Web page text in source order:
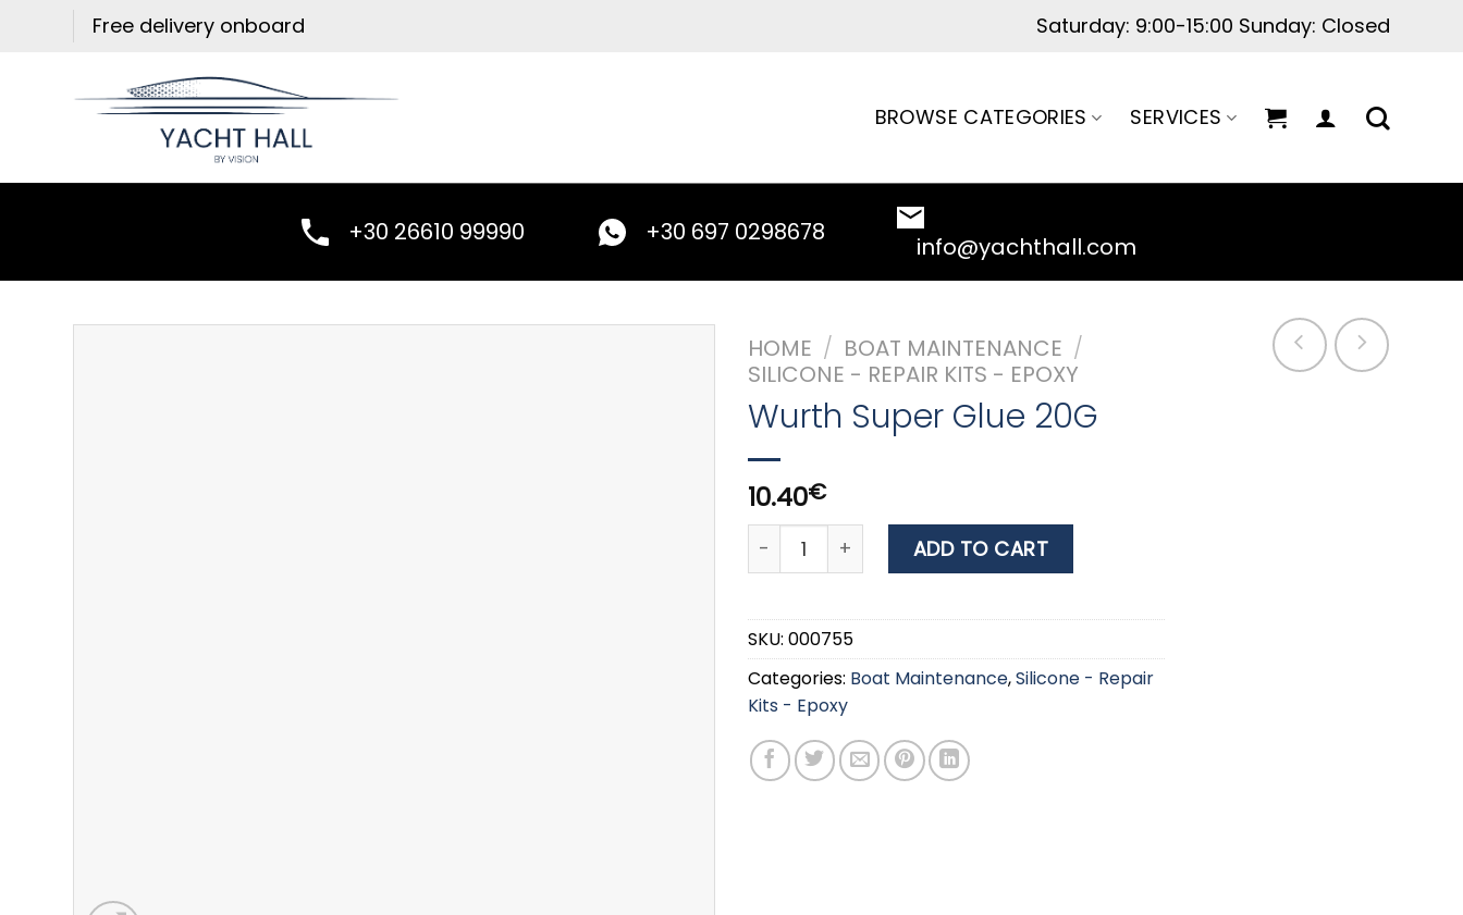
Free delivery onboard
BROWSE CATEGORIES SERVICES
+30 26610 99990 +30 697 0298678 info@yachthall.com
HOME / BOAT MAINTENANCE /
SILICONE - REPAIR KITS - EPOXY
Wurth Super Glue 20G
10.40€
Wurth Super Glue 20G quantity
ADD TO CART
SKU: 000755
Categories: Boat Maintenance,Silicone - Repair
Kits - Epoxy